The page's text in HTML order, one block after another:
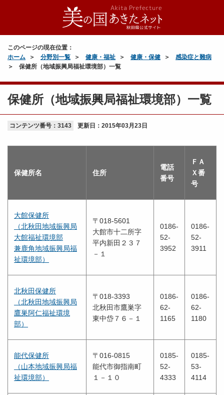
このページの現在位置：
ホーム
分野別一覧 健康・福祉 健康・保健
感染症と難病
保健所（地域振興局福祉環境部）一覧
保健所（地域振興局福祉環境部）一覧
コンテンツ番号：3143 更新日： 2015年03月23日
保健所名 住所
電話
番号
ＦＡ
Ｘ番
号
大館保健所
（北秋田地域振興局
大館福祉環境部
兼鹿角地域振興局福
祉環境部）
〒018-5601
大館市十二所字
平内新田２３７
－１
0186-
52-
3952
0186-
52-
3911
北秋田保健所
（北秋田地域振興局
鷹巣阿仁福祉環境
部）
〒018-3393
北秋田市鷹巣字
東中岱７６－１
0186-
62-
1165
0186-
62-
1180
能代保健所
（山本地域振興局福
祉環境部）
〒016-0815
能代市御指南町
１－１０
0185-
52-
4333
0185-
53-
4114